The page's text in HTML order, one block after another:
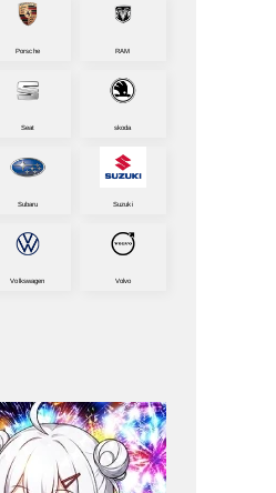
Porsche RAM
Seat skoda
Subaru Suzuki
Volkswagen Volvo